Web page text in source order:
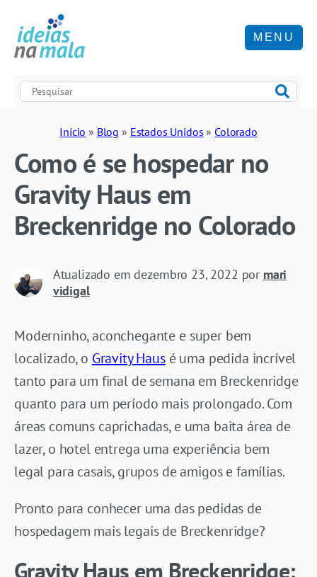
MENU
Início » Blog » Estados Unidos » Colorado
Como é se hospedar no
Gravity Haus em
Breckenridge no Colorado
Atualizado em dezembro 23, 2022 por mari
vidigal
Moderninho, aconchegante e super bem
localizado, o Gravity Hausé uma pedida incrível
tanto para um final de semana em Breckenridge
quanto para um período mais prolongado. Com
áreas comuns caprichadas, e uma baita área de
lazer, o hotel entrega uma experiência bem
legal para casais, grupos de amigos e famílias.
Pronto para conhecer uma das pedidas de
hospedagem mais legais de Breckenridge?
Gravity Haus em Breckenridge: